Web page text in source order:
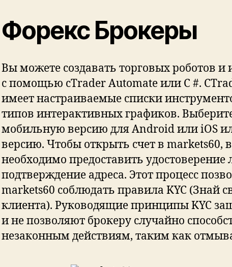
Форекс Брокеры
Вы можете создавать торговых роботов и
с помощью cTrader Automate или C #.
имеет настраиваемые списки
типов интерактивных графиков.
мобильную версию для Android или iOS
версию. Чтобы открыть счет в markets60,
необходимо предоставить удостоверение
подтверждение адреса. Этот процесс
markets60 соблюдать правила KYC (Знай
клиента). Руководящие принципы KYC
и не позволяют брокеру случайно
незаконным действиям, таким как